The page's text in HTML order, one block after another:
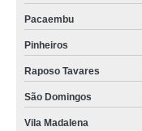
Pacaembu
Pinheiros
Raposo Tavares
São Domingos
Vila Madalena